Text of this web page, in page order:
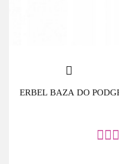
ERBEL BAZA DO